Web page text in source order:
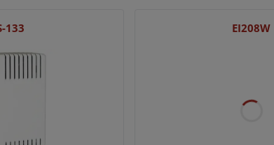
133 EI208W